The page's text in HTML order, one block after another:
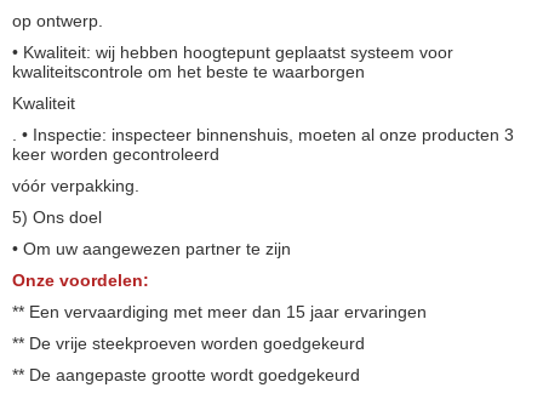
op ontwerp.
• Kwaliteit: wij hebben hoogtepunt geplaatst systeem voor
kwaliteitscontrole om het beste te waarborgen
Kwaliteit
. • Inspectie: inspecteer binnenshuis, moeten al onze producten 3
keer worden gecontroleerd
vóór verpakking.
5) Ons doel
• Om uw aangewezen partner te zijn
Onze voordelen:
** Een vervaardiging met meer dan 15 jaar ervaringen
** De vrije steekproeven worden goedgekeurd
** De aangepaste grootte wordt goedgekeurd